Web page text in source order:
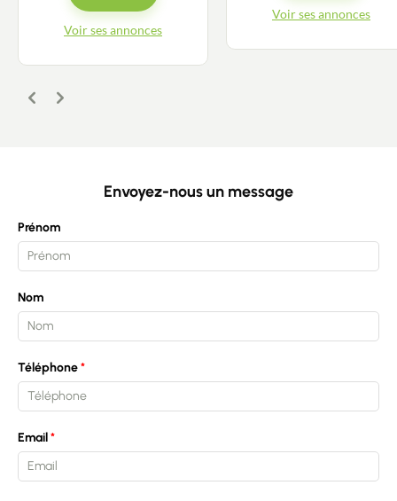
Voir ses annonces
Voir ses annonces
Précédent
Suivant
Envoyez-nous un message
Prénom
Nom
Téléphone
Email